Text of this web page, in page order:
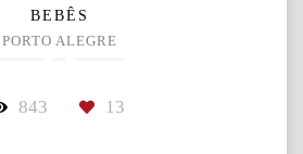
BEBÊS
PORTO ALEGRE
843 13